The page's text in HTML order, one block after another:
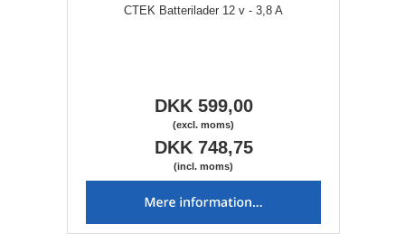
CTEK Batterilader 12 v - 3,8 A
DKK 599,00
(excl. moms)
DKK 748,75
(incl. moms)